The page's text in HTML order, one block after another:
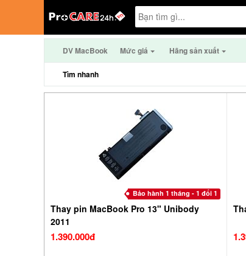
DV MacBook Mức giá Hãng sản xuất
Tìm nhanh
Bảo hành 1 tháng - 1 đổi 1
Thay pin MacBook Pro 13" Unibody
2011
1.390.000đ